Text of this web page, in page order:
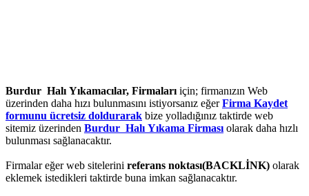
Burdur Halı Yıkamacılar, Firmalarıiçin; firmanızın Web
üzerinden daha hızı bulunmasını istiyorsanız eğerFirma Kaydet
formunu ücretsiz doldurarak bize yolladığınız taktirde web
sitemiz üzerinden Burdur Halı Yıkama Firmasıolarak daha hızlı
bulunması sağlanacaktır.
Firmalar eğer web sitelerini referans noktası(BACKLİNK) olarak
eklemek istedikleri taktirde buna imkan sağlanacaktır.